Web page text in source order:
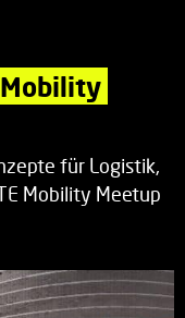
Mobility
für Logistik,
Mobility Meetup